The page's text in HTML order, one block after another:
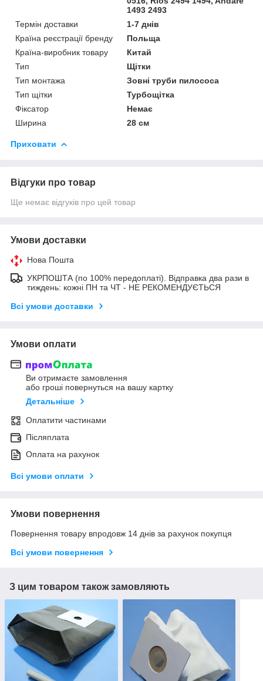
1493 2493
Термін доставки
1-7 днів
Країна реєстрації бренду
Польща
Країна-виробник товару
Китай
Тип
Щітки
Тип монтажа
Зовні труби пилососа
Тип щітки
Турбощітка
Фіксатор
Немає
Ширина
28 см
Приховати
Відгуки про товар
Ще немає відгуків про цей товар
Умови доставки
Нова Пошта
УКРПОШТА (по 100% передоплаті). Відправка два рази в
тиждень: кожні ПН та ЧТ - НЕ РЕКОМЕНДУЄТЬСЯ
Всі умови доставки
Умови оплати
Ви отримаєте замовлення
або гроші повернуться на вашу картку
Детальніше
Оплатити частинами
Післяплата
Оплата на рахунок
Всі умови оплати
Умови повернення
Повернення товару впродовж 14 днів за рахунок покупця
Всі умови повернення
З цим товаром також замовляють